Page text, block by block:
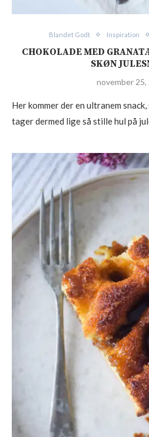
Blandet Godt Inspiration
CHOKOLADE MED
SKØN
november 25,
Her kommer der en ultranem
tager dermed lige så stille hul på